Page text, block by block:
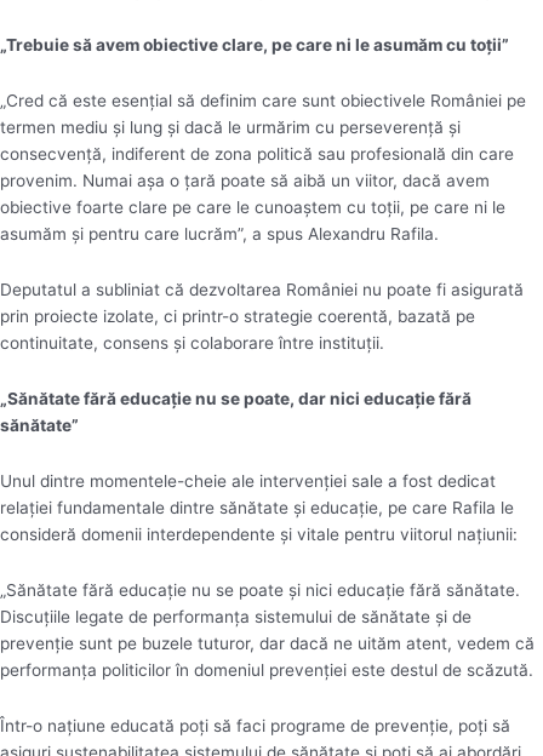
„Trebuie să avem obiective clare, pe care ni le asumăm cu toții”
„Cred că este esențial să definim care sunt obiectivele României pe
termen mediu și lung și dacă le urmărim cu perseverență și
consecvență, indiferent de zona politică sau profesională din care
provenim. Numai așa o țară poate să aibă un viitor, dacă avem
obiective foarte clare pe care le cunoaștem cu toții, pe care ni le
asumăm și pentru care lucrăm”, a spus Alexandru Rafila.
Deputatul a subliniat că dezvoltarea României nu poate fi asigurată
prin proiecte izolate, ci printr-o strategie coerentă, bazată pe
continuitate, consens și colaborare între instituții.
„Sănătate fără educație nu se poate, dar nici educație fără
sănătate”
Unul dintre momentele-cheie ale intervenției sale a fost dedicat
relației fundamentale dintre sănătate și educație, pe care Rafila le
consideră domenii interdependente și vitale pentru viitorul națiunii:
„Sănătate fără educație nu se poate și nici educație fără sănătate.
Discuțiile legate de performanța sistemului de sănătate și de
prevenție sunt pe buzele tuturor, dar dacă ne uităm atent, vedem că
performanța politicilor în domeniul prevenției este destul de scăzută.
Într-o națiune educată poți să faci programe de prevenție, poți să
asiguri sustenabilitatea sistemului de sănătate și poți să ai abordări